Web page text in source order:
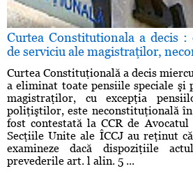
Curtea Constitutionala a decis
de serviciu ale magistraţilor,
Curtea Constituţională a decis
a eliminat toate pensiile speciale şi
magistraţilor, cu excepţia
poliţiştilor, este neconstituţională în
fost contestată la CCR de
Secţiile Unite ale ÎCCJ au reţinut
examineze dacă dispoziţiile
prevederile art. l alin. 5 ...